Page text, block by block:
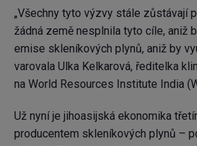
„Všechny tyto výzvy stále zůstávají
žádná země nesplnila tyto cíle, aniž
emise skleníkových plynů, aniž by
varovala Ulka Kelkarová, ředitelka
na World Resources Institute India
Už nyní je jihoasijská ekonomika
producentem skleníkových plynů –